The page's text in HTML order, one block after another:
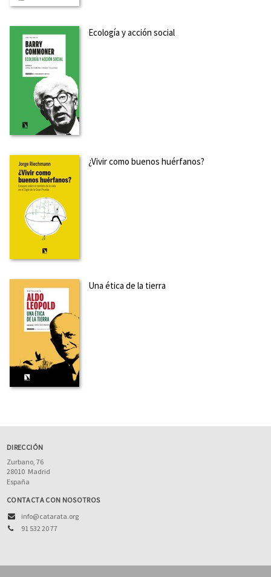
Ecología y acción social
¿Vivir como buenos huérfanos?
Una ética de la tierra
DIRECCIÓN
Zurbano, 76
28010 Madrid
España
CONTACTA CON NOSOTROS
info@catarata.org
91 532 20 77